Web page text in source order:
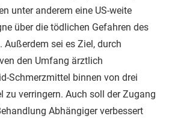
unter anderem eine US-weite
über die tödlichen Gefahren des
Außerdem sei es Ziel, durch
den Umfang ärztlich
Schmerzmittel binnen von drei
zu verringern. Auch soll der Zugang
Abhängiger verbessert